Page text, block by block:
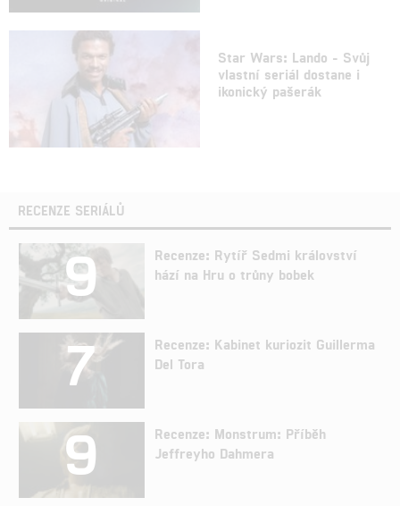
Star Wars: Lando - Svůj
vlastní seriál dostane i
ikonický pašerák
RECENZE SERIÁLŮ
9
Recenze: Rytíř Sedmi království
hází na Hru o trůny bobek
7
Recenze: Kabinet kuriozit Guillerma
Del Tora
9
Recenze: Monstrum: Příběh
Jeffreyho Dahmera